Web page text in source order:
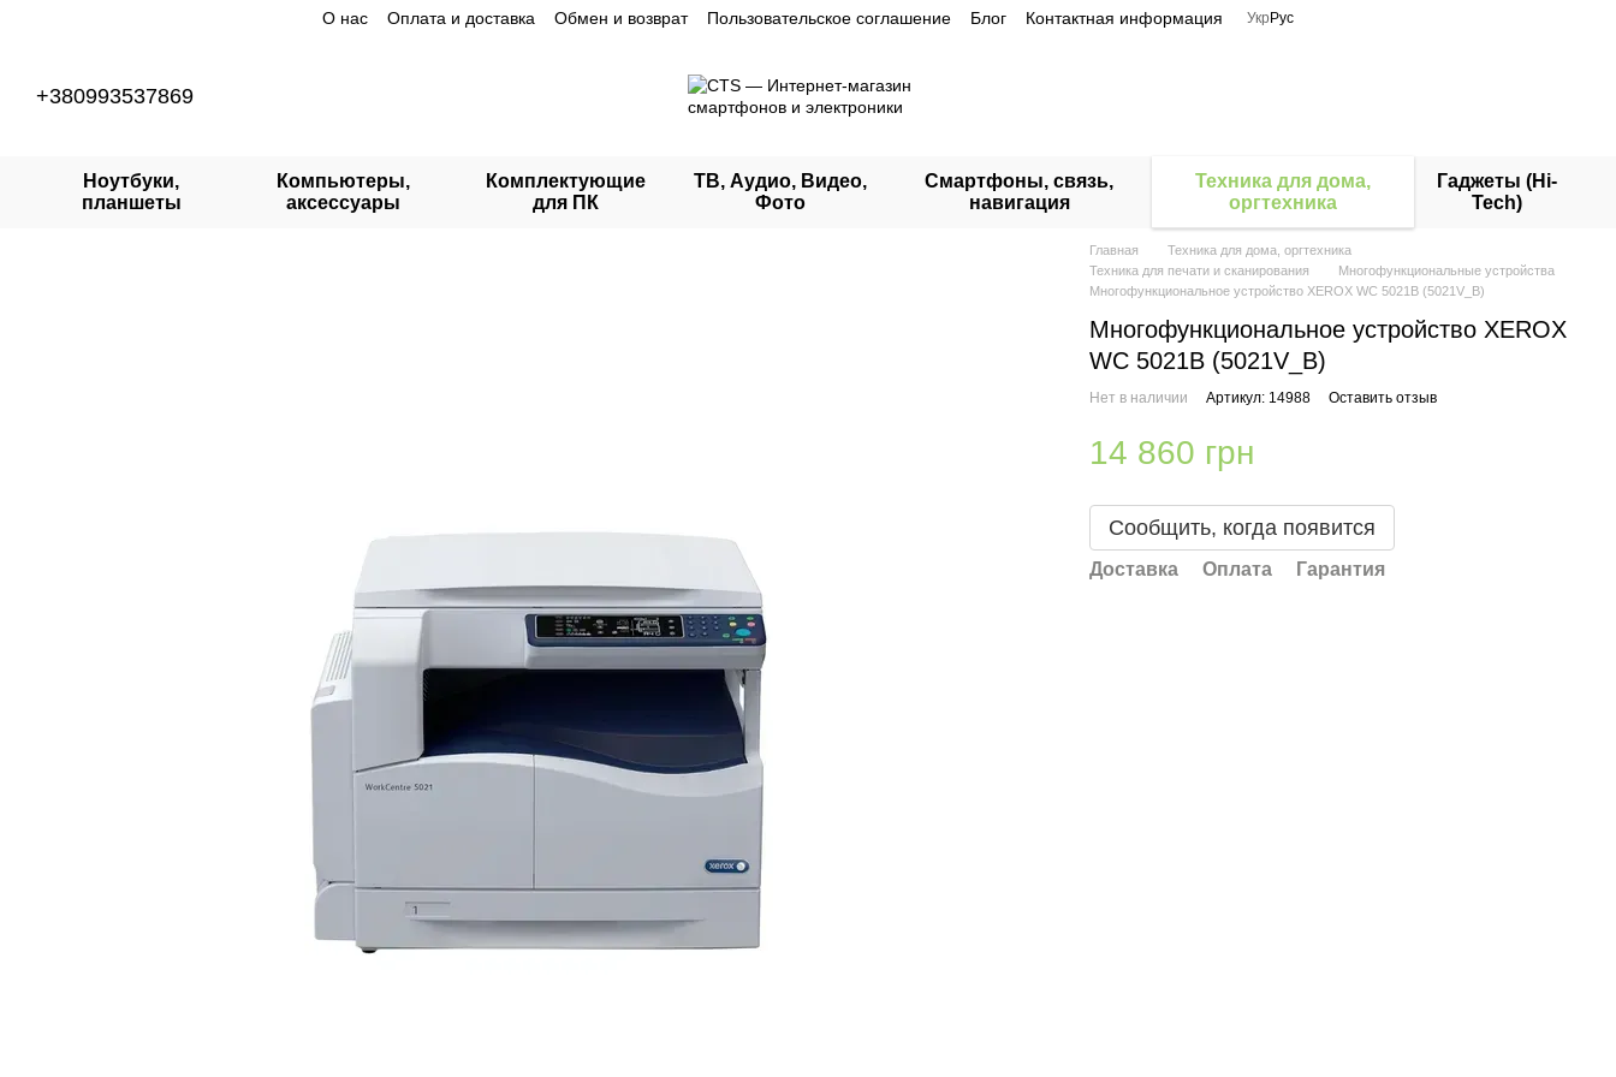
О нас Оплата и доставка Обмен и возврат Пользовательское соглашение Блог Контактная информация Укр Рус
+380993537869
Ноутбуки,
планшеты
Компьютеры,
аксессуары
Комплектующие
для ПК
ТВ, Аудио, Видео,
Фото
Смартфоны, связь,
навигация
Техника для дома,
оргтехника
Гаджеты (Hi-
Tech)
Главная
Техника для дома, оргтехника
Техника для печати и сканирования
Многофункциональные устройства
Многофункциональное устройство XEROX WC 5021B (5021V_B)
Многофункциональное устройство XEROX
WC 5021B (5021V_B)
Нет в наличии Артикул: 14988 Оставить отзыв
14 860 грн
Сообщить, когда появится
Доставка Оплата Гарантия